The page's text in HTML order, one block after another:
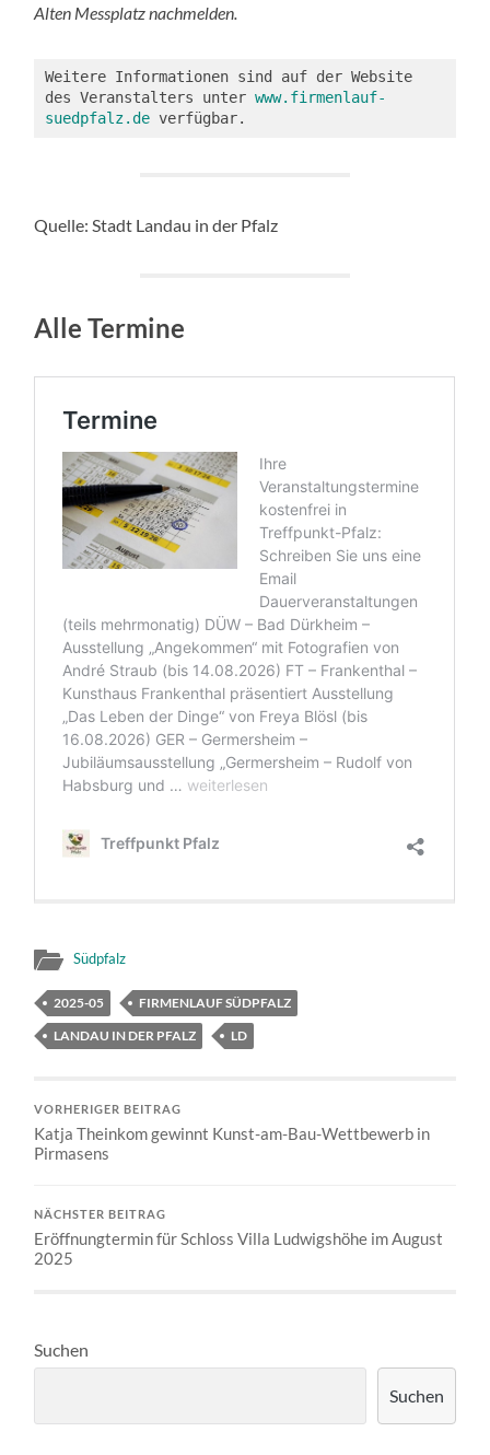
Alten Messplatz nachmelden.
Weitere Informationen sind auf der Website
des Veranstalters unter www.firmenlauf-
suedpfalz.de verfügbar.
Quelle: Stadt Landau in der Pfalz
Alle Termine
Südpfalz
2025-05
FIRMENLAUF SÜDPFALZ
LANDAU IN DER PFALZ
LD
VORHERIGER BEITRAG
Katja Theinkom gewinnt Kunst-am-Bau-Wettbewerb in
Pirmasens
NÄCHSTER BEITRAG
Eröffnungtermin für Schloss Villa Ludwigshöhe im August
2025
Suchen
Suchen